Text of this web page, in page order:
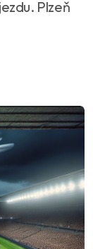
Plzeň